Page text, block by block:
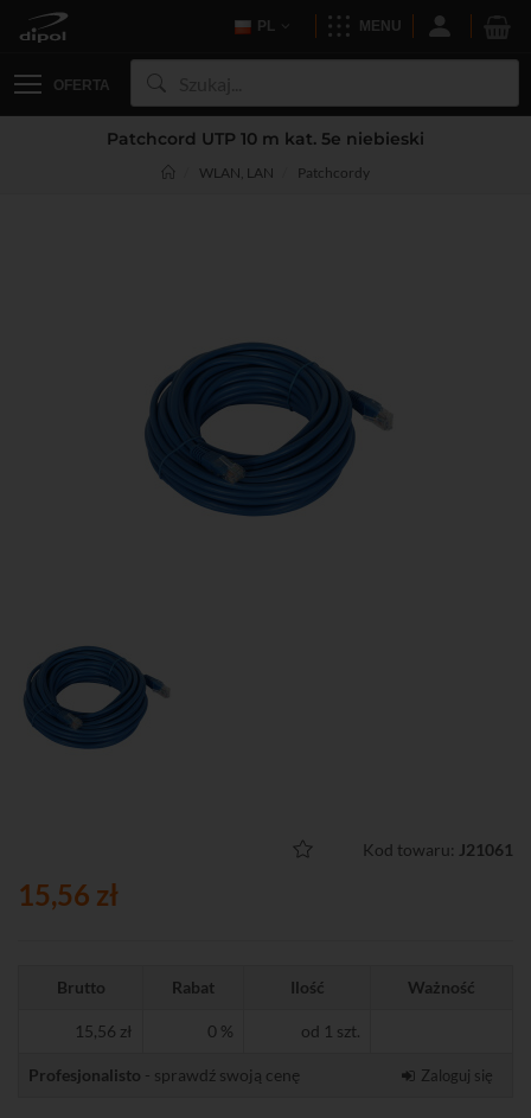
PL MENU
OFERTA
Patchcord UTP 10 m kat. 5e niebieski
WLAN, LAN Patchcordy
Kod towaru: J21061
15,56 zł
Brutto Rabat Ilość Ważność
15,56 zł 0 % od 1 szt.
Profesjonalisto - sprawdź swoją cenę Zaloguj się